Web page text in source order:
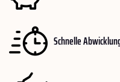
Schnelle